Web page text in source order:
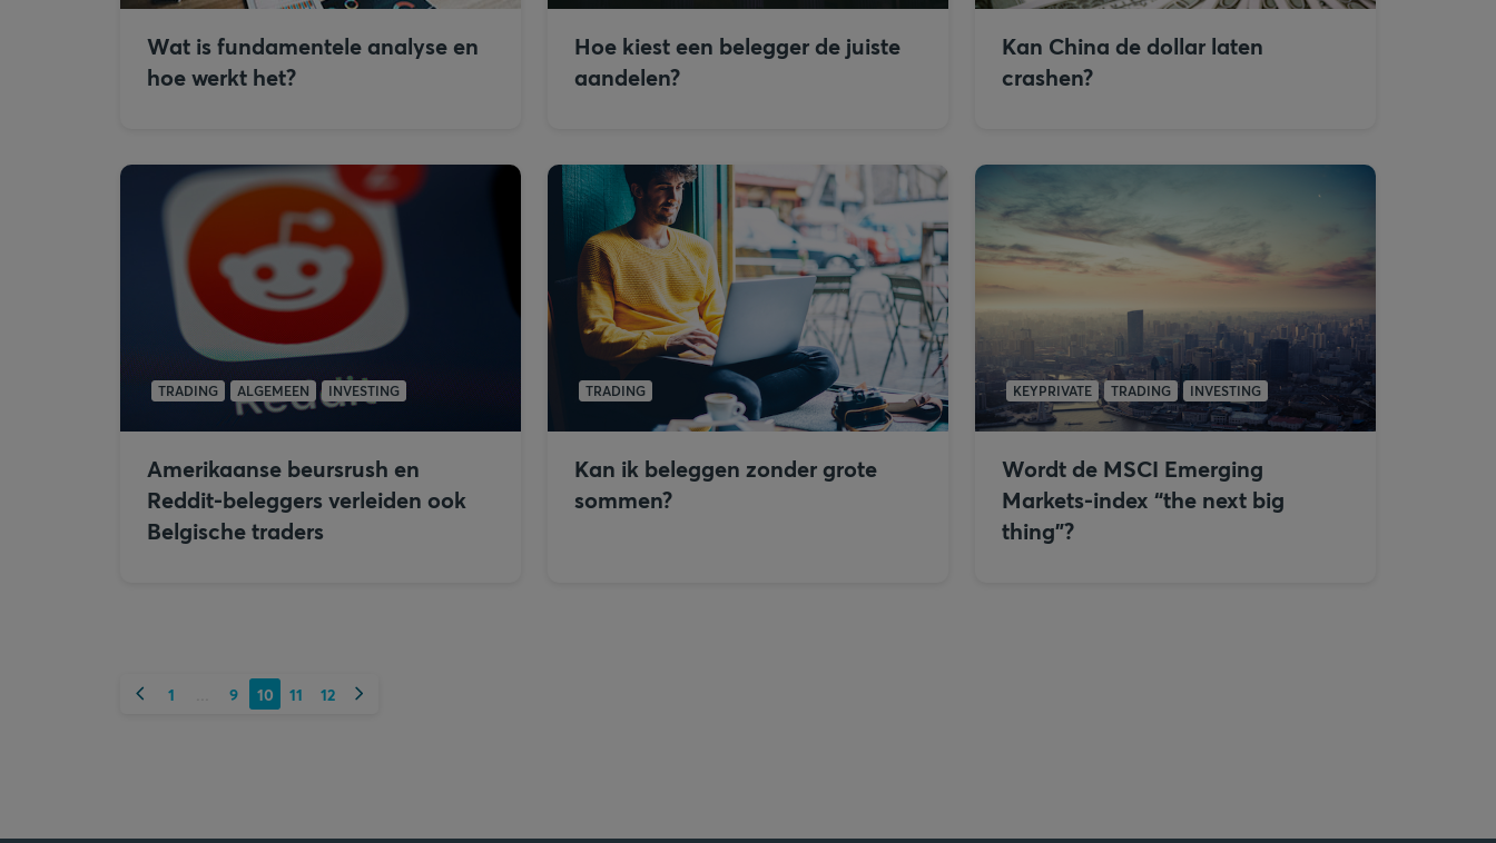
Wat is fundamentele analyse en
hoe werkt het?
Hoe kiest een belegger de juiste
aandelen?
Kan China de dollar laten
crashen?
TRADING ALGEMEEN INVESTING
Amerikaanse beursrush en
Reddit-beleggers verleiden ook
Belgische traders
TRADING
Kan ik beleggen zonder grote
sommen?
KEYPRIVATE TRADING INVESTING
Wordt de MSCI Emerging
Markets-index “the next big
thing”?
Vorige 1 9 10 11 12 Volgende